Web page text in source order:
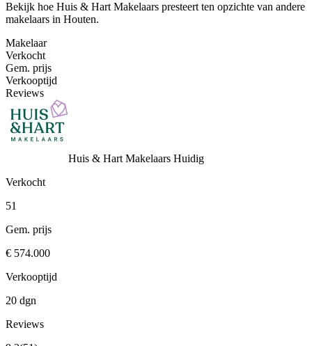
Bekijk hoe Huis & Hart Makelaars presteert ten opzichte van andere
makelaars in Houten.
Makelaar
Verkocht
Gem. prijs
Verkooptijd
Reviews
Huis & Hart Makelaars Huidig
Verkocht
51
Gem. prijs
€ 574.000
Verkooptijd
20 dgn
Reviews